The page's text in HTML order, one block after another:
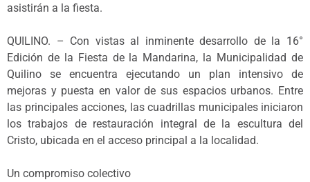
asistirán a la fiesta.
QUILINO. – Con vistas al inminente desarrollo de la 16°
Edición de la Fiesta de la Mandarina, la Municipalidad de
Quilino se encuentra ejecutando un plan intensivo de
mejoras y puesta en valor de sus espacios urbanos. Entre
las principales acciones, las cuadrillas municipales iniciaron
los trabajos de restauración integral de la escultura del
Cristo, ubicada en el acceso principal a la localidad.
Un compromiso colectivo